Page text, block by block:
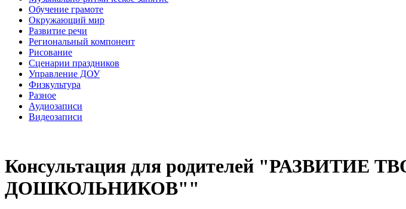
Обучение грамоте
Окружающий мир
Развитие речи
Региональный компонент
Рисование
Сценарии праздников
Управление ДОУ
Физкультура
Разное
Аудиозаписи
Видеозаписи
Консультация для родителей
ДОШКОЛЬНИКОВ""